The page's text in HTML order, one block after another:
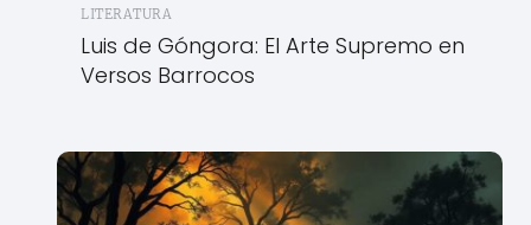
LITERATURA
Luis de Góngora: El Arte Supremo en
Versos Barrocos